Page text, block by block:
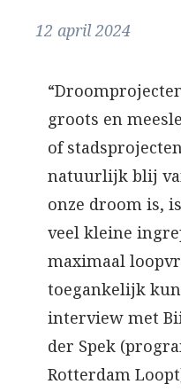
12 april 2024
groots en
of
natuurlijk blij
onze droom is,
veel kleine
maximaal
toegankelijk
interview met
der Spek
Rotterdam